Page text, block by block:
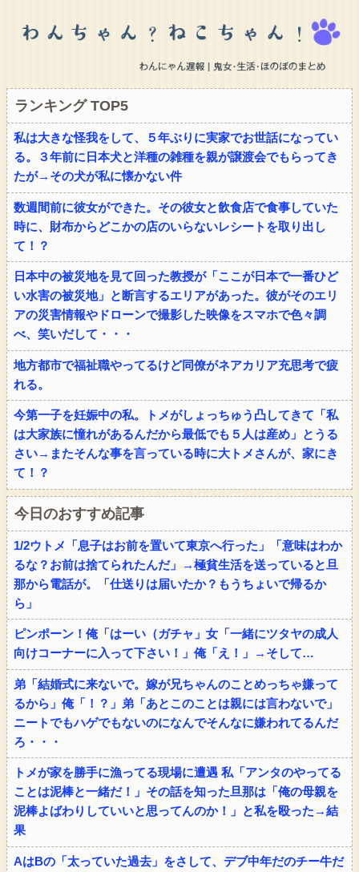
ランキング TOP5
私は大きな怪我をして、５年ぶりに実家でお世話になってい
る。３年前に日本犬と洋種の雑種を親が譲渡会でもらってき
たが→その犬が私に懐かない件
数週間前に彼女ができた。その彼女と飲食店で食事していた
時に、財布からどこかの店のいらないレシートを取り出し
て！？
日本中の被災地を見て回った教授が「ここが日本で一番ひど
い水害の被災地」と断言するエリアがあった。彼がそのエリ
アの災害情報やドローンで撮影した映像をスマホで色々調
べ、笑いだして・・・
地方都市で福祉職やってるけど同僚がネアカリア充思考で疲
れる。
今第一子を妊娠中の私。トメがしょっちゅう凸してきて「私
は大家族に憧れがあるんだから最低でも５人は産め」とうる
さい→またそんな事を言っている時に大トメさんが、家にき
て！？
今日のおすすめ記事
1/2ウトメ「息子はお前を置いて東京へ行った」「意味はわか
るな？お前は捨てられたんだ」→極貧生活を送っていると旦
那から電話が。「仕送りは届いたか？もうちょいで帰るか
ら」
ピンポーン！俺「はーい（ガチャ」女「一緒にツタヤの成人
向けコーナーに入って下さい！」俺「え！」→そして…
弟「結婚式に来ないで。嫁が兄ちゃんのことめっちゃ嫌って
るから」俺「！？」弟「あとこのことは親には言わないで」
ニートでもハゲでもないのになんでそんなに嫌われてるんだ
ろ・・・
トメが家を勝手に漁ってる現場に遭遇 私「アンタのやってる
ことは泥棒と一緒だ！」その話を知った旦那は「俺の母親を
泥棒よばわりしていいと思ってんのか！」と私を殴った→結
果
AはBの「太っていた過去」をさして、デブ中年だのチー牛だ